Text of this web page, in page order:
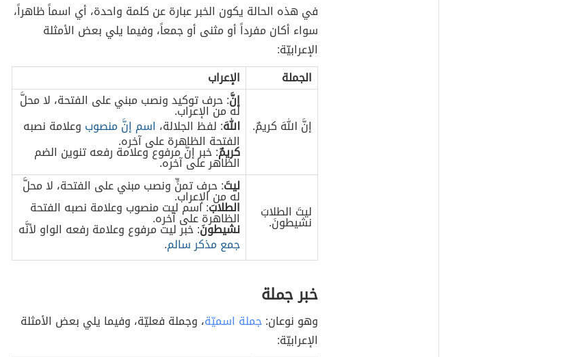
في هذه الحالة يكون الخبر عبارة عن كلمة واحدة، أي اسماً ظاهراً،
سواء أكان مفرداً أو مثنى أو جمعاً، وفيما يلي بعض الأمثلة
الإعرابيّة:
الجملة
الإعراب
إنَّ اللهَ كريمٌ.
إنَّ: حرف توكيد ونصب مبني على الفتحة، لا محلَّ
له من الإعراب.
اللهَ: لفظ الجلالة، اسم إنَّ منصوب وعلامة نصبه
الفتحة الظاهرة على آخره.
كريمٌ: خبر إنَّ مرفوع وعلامة رفعه تنوين الضم
الظاهر على آخره.
ليتَ الطلابَ
نشيطونَ.
ليتَ: حرف تمنٍّ ونصب مبني على الفتحة، لا محلَّ
له من الإعراب.
الطلابَ: اسم ليت منصوب وعلامة نصبه الفتحة
الظاهرة على آخره.
نشيطونَ: خبر ليت مرفوع وعلامة رفعه الواو لأنَّه
جمع مذكر سالم.
خبر جملة
وهو نوعان:جملة اسميّة، وجملة فعليّة، وفيما يلي بعض الأمثلة
الإعرابيّة: